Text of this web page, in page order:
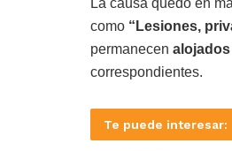
como “Lesiones,
permanecen
correspondientes.
Te puede interesar: